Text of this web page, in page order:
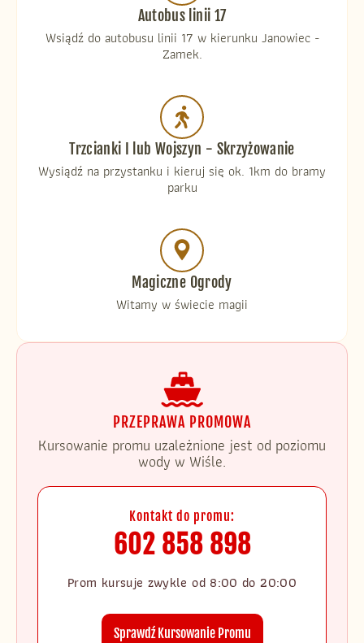
Autobus linii 17
Wsiądź do autobusu linii 17 w kierunku Janowiec -
Zamek.
Trzcianki I lub Wojszyn - Skrzyżowanie
Wysiądź na przystanku i kieruj się ok. 1km do bramy
parku
Magiczne Ogrody
Witamy w świecie magii
PRZEPRAWA PROMOWA
Kursowanie promu uzależnione jest od poziomu
wody w Wiśle.
Kontakt do promu:
602 858 898
Prom kursuje zwykle od 8:00 do 20:00
Sprawdź Kursowanie Promu